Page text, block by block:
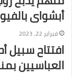
أبشواى
فبراير 22, 2023
افتتاح سبيل
العباسيين